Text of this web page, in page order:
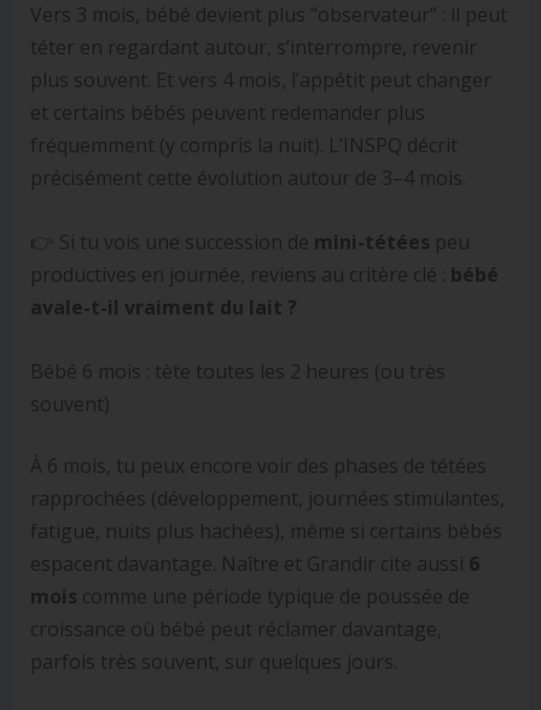
Vers 3 mois, bébé devient plus “observateur” : il peut
téter en regardant autour, s’interrompre, revenir
plus souvent. Et vers 4 mois, l’appétit peut changer
et certains bébés peuvent redemander plus
fréquemment (y compris la nuit). L’INSPQ décrit
précisément cette évolution autour de 3–4 mois.
👉 Si tu vois une succession de mini-tétées peu
productives en journée, reviens au critère clé : bébé
avale-t-il vraiment du lait ?
Bébé 6 mois : tète toutes les 2 heures (ou très
souvent)
À 6 mois, tu peux encore voir des phases de tétées
rapprochées (développement, journées stimulantes,
fatigue, nuits plus hachées), même si certains bébés
espacent davantage. Naître et Grandir cite aussi 6
mois comme une période typique de poussée de
croissance où bébé peut réclamer davantage,
parfois très souvent, sur quelques jours.